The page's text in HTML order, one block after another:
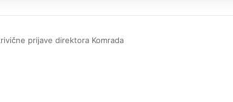
prijave direktora Komrada